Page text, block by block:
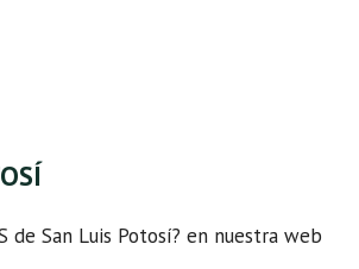
de San Luis Potosí? en nuestra web